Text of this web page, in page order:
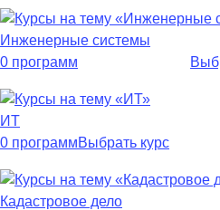
Инженерные системы
0 программ
ИТ
0 программВыбрать курс
Кадастровое дело